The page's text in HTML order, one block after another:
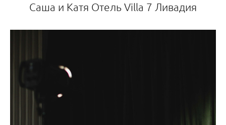
Саша и Катя Отель Villa 7 Ливадия